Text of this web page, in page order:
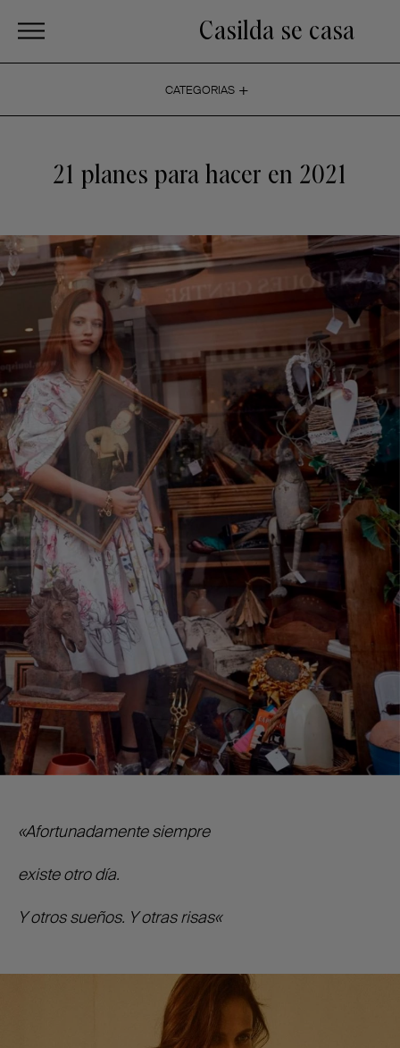
Casilda se casa
CATEGORIAS +
21 planes para hacer en 2021
«Afortunadamente siempre
existe otro día.
Y otros sueños. Y otras risas«